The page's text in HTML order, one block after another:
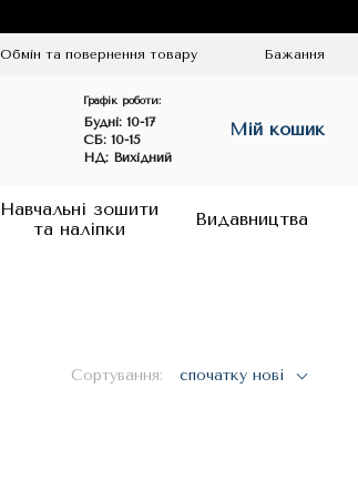
Обмін та повернення товару
Бажання
Графік роботи:
Будні: 10-17
СБ: 10-15
НД: Вихідний
Мій кошик
Навчальні зошити
та наліпки
Видавництва
Сортування: спочатку нові